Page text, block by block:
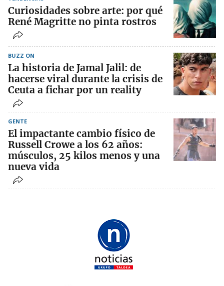
Curiosidades sobre arte: por qué
René Magritte no pinta rostros
BUZZ ON
La historia de Jamal Jalil: de
hacerse viral durante la crisis de
Ceuta a fichar por un reality
GENTE
El impactante cambio físico de
Russell Crowe a los 62 años:
músculos, 25 kilos menos y una
nueva vida